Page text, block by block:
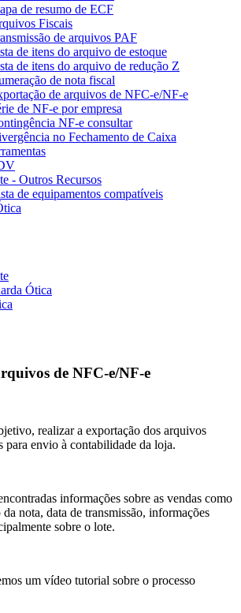
de resumo de ECF
Fiscais
de arquivos PAF
de itens do arquivo de estoque
de itens do arquivo de redução Z
de nota fiscal
de arquivos de NFC-e/NF-e
de NF-e por empresa
NF-e consultar
no Fechamento de Caixa
- Outros Recursos
de equipamentos compatíveis
Ótica
de NFC-e/NF-e
realizar a exportação dos arquivos
para envio à contabilidade da loja.
informações sobre as vendas como
nota, data de transmissão, informações
sobre o lote.
um vídeo tutorial sobre o processo